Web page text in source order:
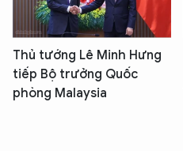
Thủ tướng Lê Minh Hưng
tiếp Bộ trưởng Quốc
phòng Malaysia